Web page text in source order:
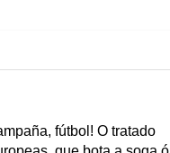
fútbol! O tratado